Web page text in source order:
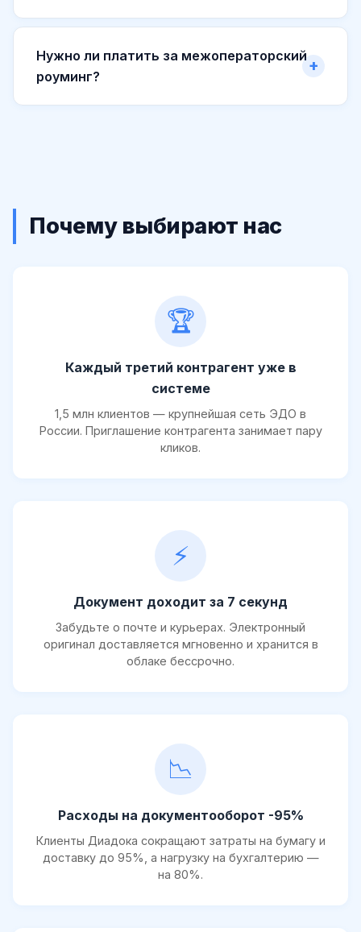
Нужно ли платить за межоператорский
роуминг?
Почему выбирают нас
🏆
Каждый третий контрагент уже в
системе
1,5 млн клиентов — крупнейшая сеть ЭДО в
России. Приглашение контрагента занимает пару
кликов.
⚡
Документ доходит за 7 секунд
Забудьте о почте и курьерах. Электронный
оригинал доставляется мгновенно и хранится в
облаке бессрочно.
📉
Расходы на документооборот -95%
Клиенты Диадока сокращают затраты на бумагу и
доставку до 95%, а нагрузку на бухгалтерию —
на 80%.